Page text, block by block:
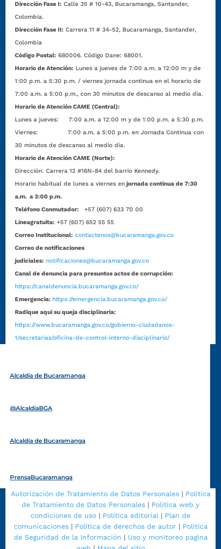
Dirección Fase I: Calle 35 # 10-43, Bucaramanga, Santander,
Colombia.
Dirección Fase II: Carrera 11 # 34-52, Bucaramanga, Santander,
Colombia
Código Postal: 680006. Código Dane: 68001.
Horario de Atención: Lunes a jueves de 7:00 a.m. a 12:00 m y de
1:00 p.m. a 5:30 p.m. / viernes jornada continua en el horario de
7:00 a.m. a 5:00 p.m., con 30 minutos de descanso al medio día.
Horario de Atención CAME (Central):
Lunes a jueves: 7:00 a.m. a 12:00 m y de 1:00 p.m. a 5:30 p.m.
Viernes: 7:00 a.m. a 5:00 p.m. en Jornada Continua con
30 minutos de descanso al medio día.
Horario de Atención CAME (Norte):
Dirección:Carrera 12 #16N-84 del barrio Kennedy.
Horario habitual de lunes a viernes en jornada continua de 7:30
a.m. a 3:00 p.m.
Teléfono Conmutador:
+57 (607) 633 70 00
Líneagratuita: +57 (607) 652 55 55
Correo Institucional: contactenos@bucaramanga.gov.co
Correo de notificaciones
judiciales: notificaciones@bucaramanga.gov.co
Canal de denuncia para presuntos actos de corrupción:
https://canaldenuncia.bucaramanga.gov.co/
Emergencia: https://emergencia.bucaramanga.gov.co/
Radique aquí su queja disciplinaria:
https://www.bucaramanga.gov.co/gobierno-ciudadanos-
1/secretarias/oficina-de-control-interno-disciplinario/
Alcaldía de Bucaramanga
@AlcaldíaBGA
Alcaldía de Bucaramanga
PrensaBucaramanga
Autorización de Tratamiento de Datos Personales| Política
de Tratamiento de Datos Personales | Política web y
condiciones de uso | Política editorial | Plan de
comunicaciones| Política de derechos de autor| Política
de Seguridad de la Información | Uso y monitoreo pagina